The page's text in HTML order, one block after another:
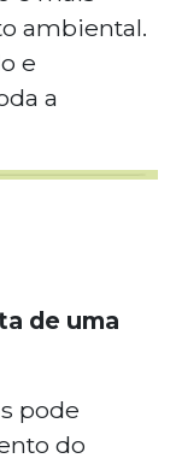
ambiental.
e
a
de uma
pode
do